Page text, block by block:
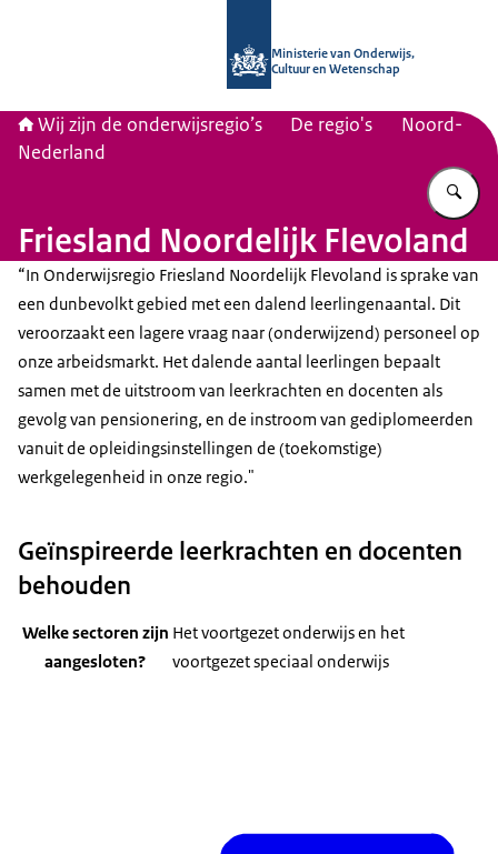
Ministerie van Onderwijs,
Cultuur en Wetenschap
Wij zijn de onderwijsregio’s De regio's
Noord-
Nederland
Friesland Noordelijk Flevoland
“In Onderwijsregio Friesland Noordelijk Flevoland is sprake van
een dunbevolkt gebied met een dalend leerlingenaantal. Dit
veroorzaakt een lagere vraag naar (onderwijzend) personeel op
onze arbeidsmarkt. Het dalende aantal leerlingen bepaalt
samen met de uitstroom van leerkrachten en docenten als
gevolg van pensionering, en de instroom van gediplomeerden
vanuit de opleidingsinstellingen de (toekomstige)
werkgelegenheid in onze regio."
Geïnspireerde leerkrachten en docenten
behouden
Welke sectoren zijn
aangesloten?
Het voortgezet onderwijs en het
voortgezet speciaal onderwijs